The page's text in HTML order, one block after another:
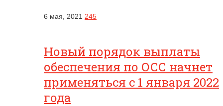
6 мая, 2021 245
Новый порядок выплаты
обеспечения по ОСС начнет
применяться с 1 января 2022
года